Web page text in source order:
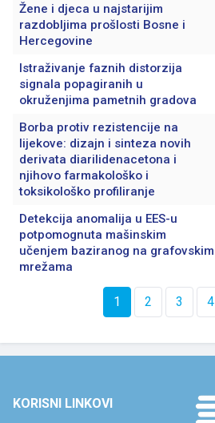
Žene i djeca u najstarijim
razdobljima prošlosti Bosne i
Hercegovine
Istraživanje faznih distorzija
signala popagiranih u
okruženjima pametnih gradova
Borba protiv rezistencije na
lijekove: dizajn i sinteza novih
derivata diarilidenacetona i
njihovo farmakološko i
toksikološko profiliranje
Detekcija anomalija u EES-u
potpomognuta mašinskim
učenjem baziranog na grafovskim
mrežama
1 2 3 4
KORISNI LINKOVI